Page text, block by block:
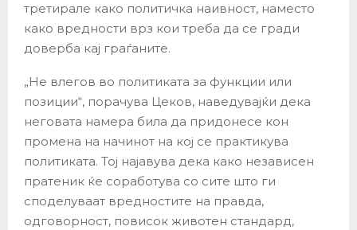
третирале како политичка наивност, наместо
како вредности врз кои треба да се гради
доверба кај граѓаните.
„Не влегов во политиката за функции или
позиции“, порачува Цеков, наведувајќи дека
неговата намера била да придонесе кон
промена на начинот на кој се практикува
политиката. Тој најавува дека како независен
пратеник ќе соработува со сите што ги
споделуваат вредностите на правда,
одговорност, повисок животен стандард,